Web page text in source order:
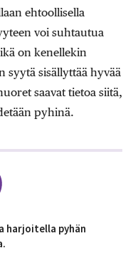
ehtoollisella
voi suhtautua
on kenellekin
syytä sisällyttää hyvää
saavat tietoa siitä,
pyhinä.
harjoitella pyhän